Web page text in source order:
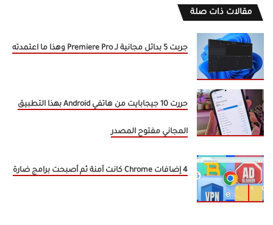
مقالات ذات صلة
جربت 5 بدائل مجانية لـ Premiere Pro وهذا ما اعتمدته
حررت 10 جيجابايت من هاتفي Android بهذا التطبيق
المجاني مفتوح المصدر
4 إضافات Chrome كانت آمنة ثم أصبحت برامج ضارة